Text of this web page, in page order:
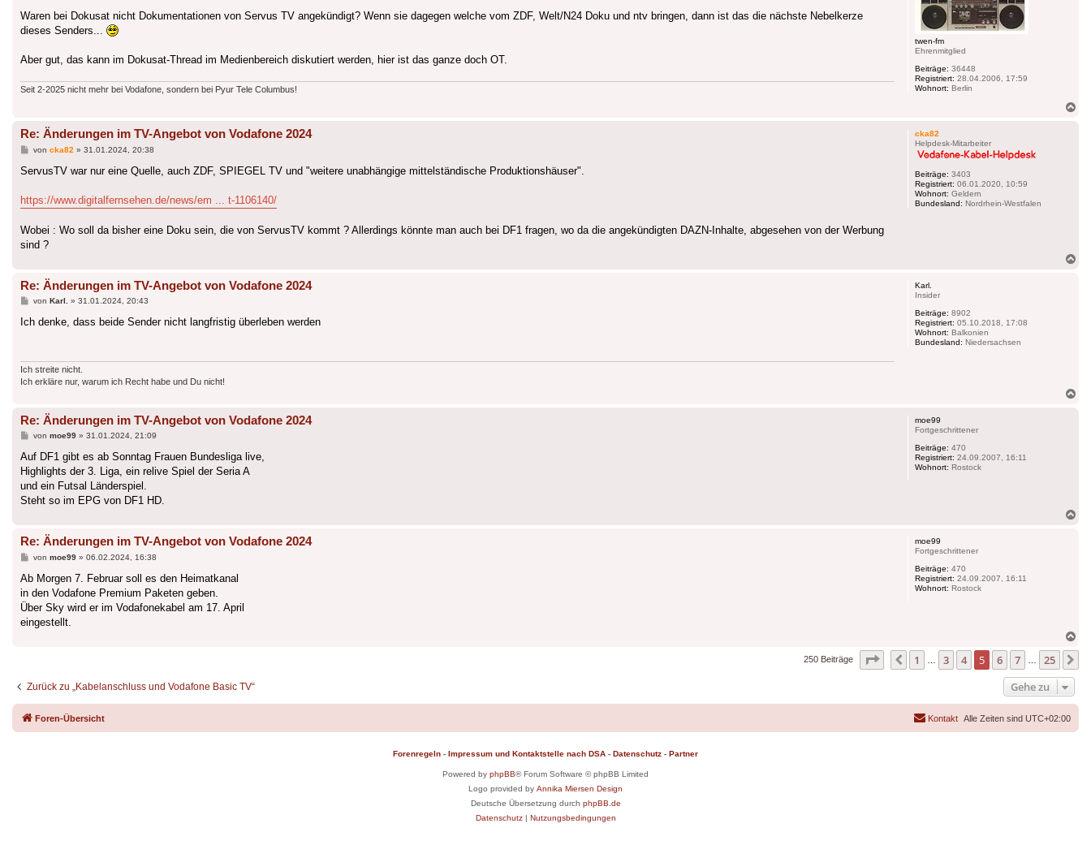
twen-fm
Ehrenmitglied
Beiträge: 36448
Registriert: 28.04.2006, 17:59
Wohnort: Berlin
Waren bei Dokusat nicht Dokumentationen von Servus TV angekündigt? Wenn sie dagegen welche vom ZDF, Welt/N24 Doku und ntv bringen, dann ist das die nächste Nebelkerze
dieses Senders...
Aber gut, das kann im Dokusat-Thread im Medienbereich diskutiert werden, hier ist das ganze doch OT.
Seit 2-2025 nicht mehr bei Vodafone, sondern bei Pyur Tele Columbus!
cka82
Helpdesk-Mitarbeiter
Beiträge: 3403
Registriert: 06.01.2020, 10:59
Wohnort: Geldern
Bundesland: Nordrhein-Westfalen
Re: Änderungen im TV-Angebot von Vodafone 2024
Beitrag
von cka82 » 31.01.2024, 20:38
ServusTV war nur eine Quelle, auch ZDF, SPIEGEL TV und "weitere unabhängige mittelständische Produktionshäuser".
https://www.digitalfernsehen.de/news/em ... t-1106140/
Wobei : Wo soll da bisher eine Doku sein, die von ServusTV kommt ? Allerdings könnte man auch bei DF1 fragen, wo da die angekündigten DAZN-Inhalte, abgesehen von der Werbung
sind ?
Karl.
Insider
Beiträge: 8902
Registriert: 05.10.2018, 17:08
Wohnort: Balkonien
Bundesland: Niedersachsen
Re: Änderungen im TV-Angebot von Vodafone 2024
Beitrag
von Karl. » 31.01.2024, 20:43
Ich denke, dass beide Sender nicht langfristig überleben werden
Ich streite nicht.
Ich erkläre nur, warum ich Recht habe und Du nicht!
moe99
Fortgeschrittener
Beiträge: 470
Registriert: 24.09.2007, 16:11
Wohnort: Rostock
Re: Änderungen im TV-Angebot von Vodafone 2024
Beitrag
von moe99» 31.01.2024, 21:09
Auf DF1 gibt es ab Sonntag Frauen Bundesliga live,
Highlights der 3. Liga, ein relive Spiel der Seria A
und ein Futsal Länderspiel.
Steht so im EPG von DF1 HD.
moe99
Fortgeschrittener
Beiträge: 470
Registriert: 24.09.2007, 16:11
Wohnort: Rostock
Re: Änderungen im TV-Angebot von Vodafone 2024
Beitrag
von moe99» 06.02.2024, 16:38
Ab Morgen 7. Februar soll es den Heimatkanal
in den Vodafone Premium Paketen geben.
Über Sky wird er im Vodafonekabel am 17. April
eingestellt.
250 Beiträge Seite von 25
Vorherige
1 3 4 5 6 7 25
Zurück zu „Kabelanschluss und Vodafone Basic TV“ Gehe zu
Foren-Übersicht Alle Zeiten sind UTC+02:00
Kontakt
Forenregeln - Impressum und Kontaktstelle nach DSA - Datenschutz - Partner
Powered by phpBB® Forum Software © phpBB Limited
Logo provided by Annika Miersen Design
Deutsche Übersetzung durch phpBB.de
Datenschutz| Nutzungsbedingungen